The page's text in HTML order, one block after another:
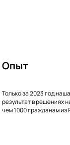
Опыт
Только за 2023 год
результат в решениях
чем 1000 гражданам из